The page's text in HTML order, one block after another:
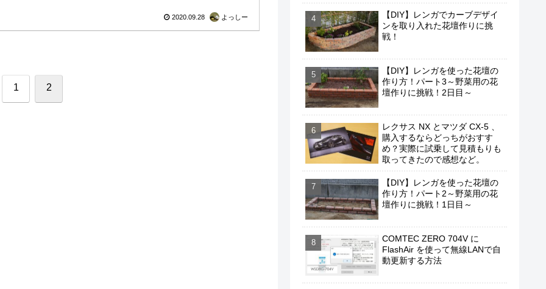
2020.09.28 よっしー
1 2
【DIY】レンガでカーブデザイ
ンを取り入れた花壇作りに挑
戦！
【DIY】レンガを使った花壇の
作り方！パート3～野菜用の花
壇作りに挑戦！2日目～
レクサス NX とマツダ CX-5 、
購入するならどっちがおすす
め？実際に試乗して見積もりも
取ってきたので感想など。
【DIY】レンガを使った花壇の
作り方！パート2～野菜用の花
壇作りに挑戦！1日目～
COMTEC ZERO 704V に
FlashAir を使って無線LANで自
動更新する方法